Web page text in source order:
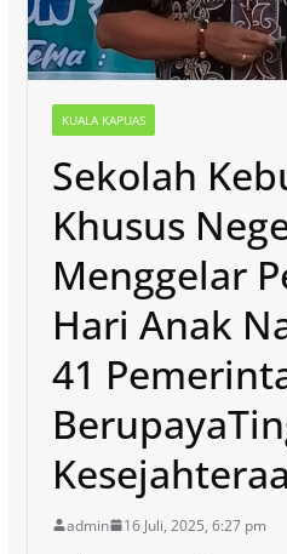
KUALA KAPUAS
Sekolah
Khusus
Menggelar
Hari Anak
41
admin 16 Juli, 2025, 6:27 pm